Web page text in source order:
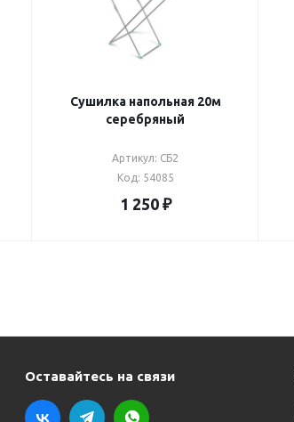
Сушилка напольная 20м
серебряный
Артикул: СБ2
Код: 54085
1 250₽
Оставайтесь на связи